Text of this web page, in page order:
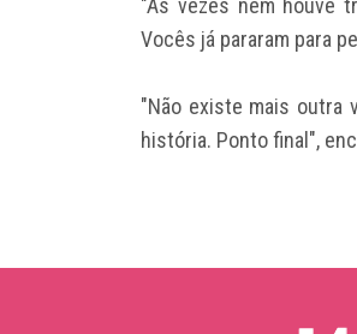
Vocês já pararam para
"Não existe mais outra
história. Ponto final",